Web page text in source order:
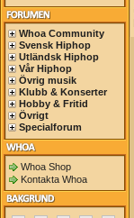
Whoa Community
Svensk Hiphop
Utländsk Hiphop
Vår Hiphop
Övrig musik
Klubb & Konserter
Hobby & Fritid
Övrigt
Specialforum
Whoa Shop
Kontakta Whoa